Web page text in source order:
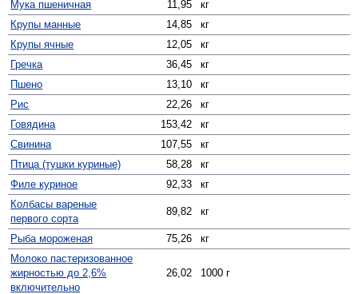
Мука пшеничная 11,95
кг
Крупы манные
14,85
кг
Крупы ячные
12,05
кг
Гречка
36,45
кг
Пшено
13,10
кг
Рис
22,26
кг
Говядина
153,42
кг
Свинина
107,55
кг
Птица (тушки куриные)
58,28
кг
Филе куриное
92,33
кг
Колбасы вареные
первого сорта
89,82 кг
Рыба мороженая 75,26
кг
Молоко пастеризованное
жирностью до 2,6%
включительно
26,02 1000 г